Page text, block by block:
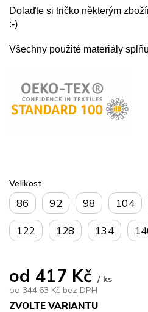
od 417 Kč / ks
od 344,63 Kč bez DPH
ZVOLTE VARIANTU
Velikost
86 92 98 104
122 128 134
Dolaďte si tričko některým
:-)
Všechny použité materiály